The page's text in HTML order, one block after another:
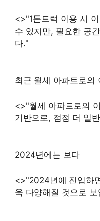
<>"1톤트럭 이용 시
수 있지만, 필요한 공
다."
최근 월세 아파트로의
<>"월세 아파트로의
기반으로, 점점 더 일
2024년에는 보다
<>"2024년에 진입하
욱 다양해질 것으로 보